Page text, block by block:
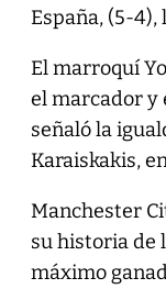
España, (5-4),
El marroquí
el marcador y
señaló la
Karaiskakis,
Manchester
su historia de
máximo